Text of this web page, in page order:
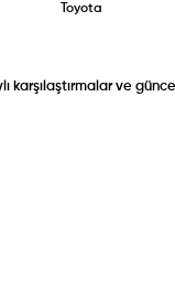
Toyota
karşılaştırmalar ve